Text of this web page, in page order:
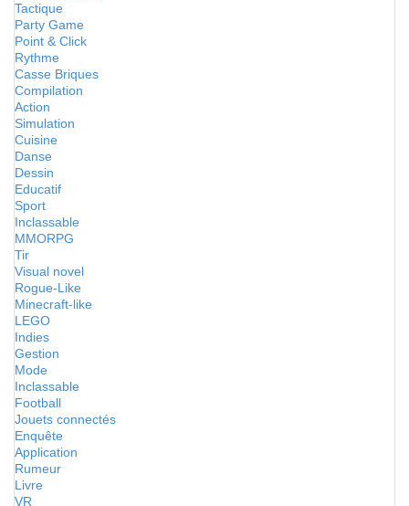
Tactique
Party Game
Point & Click
Rythme
Casse Briques
Compilation
Action
Simulation
Cuisine
Danse
Dessin
Educatif
Sport
Inclassable
MMORPG
Tir
Visual novel
Rogue-Like
Minecraft-like
LEGO
Indies
Gestion
Mode
Inclassable
Football
Jouets connectés
Enquête
Application
Rumeur
Livre
VR